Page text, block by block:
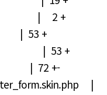
| 2 +
+
| 53 +
| 72 +-
|